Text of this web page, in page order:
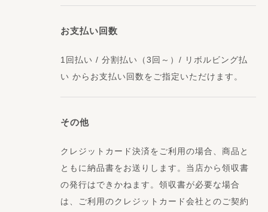
お支払い回数
1回払い / 分割払い（3回～）/ リボルビング払
い からお支払い回数をご指定いただけます。
その他
クレジットカード決済をご利用の場合、商品と
ともに納品書をお送りします。当店から領収書
の発行はできかねます。領収書が必要な場合
は、ご利用のクレジットカード会社とのご契約